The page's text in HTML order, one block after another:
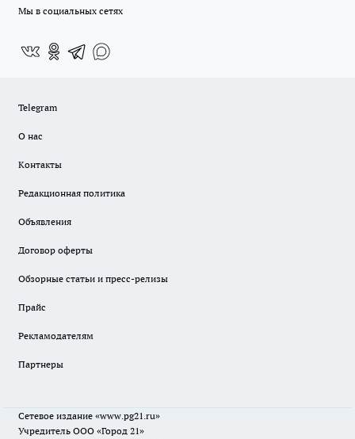
Мы в социальных сетях
Telegram
О нас
Контакты
Редакционная политика
Объявления
Договор оферты
Обзорные статьи и пресс-релизы
Прайс
Рекламодателям
Партнеры
Сетевое издание «www.pg21.ru»
Учредитель ООО «Город 21»